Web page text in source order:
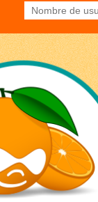
Nombre de